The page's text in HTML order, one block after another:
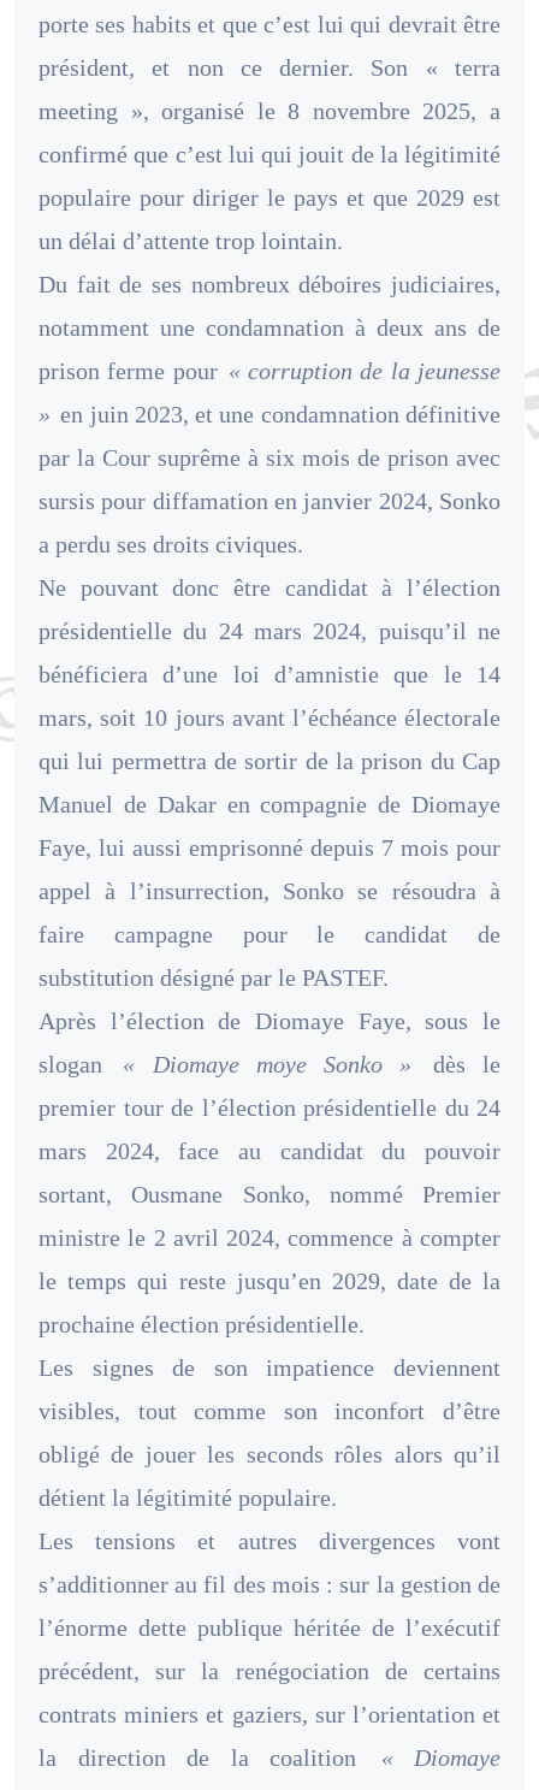
porte ses habits et que c’est lui qui devrait être
président, et non ce dernier. Son « terra
meeting », organisé le 8 novembre 2025, a
confirmé que c’est lui qui jouit de la légitimité
populaire pour diriger le pays et que 2029 est
un délai d’attente trop lointain.
Du fait de ses nombreux déboires judiciaires,
notamment une condamnation à deux ans de
prison ferme pour « corruption de la jeunesse
» en juin 2023, et une condamnation définitive
par la Cour suprême à six mois de prison avec
sursis pour diffamation en janvier 2024, Sonko
a perdu ses droits civiques.
Ne pouvant donc être candidat à l’élection
présidentielle du 24 mars 2024, puisqu’il ne
bénéficiera d’une loi d’amnistie que le 14
mars, soit 10 jours avant l’échéance électorale
qui lui permettra de sortir de la prison du Cap
Manuel de Dakar en compagnie de Diomaye
Faye, lui aussi emprisonné depuis 7 mois pour
appel à l’insurrection, Sonko se résoudra à
faire campagne pour le candidat de
substitution désigné par le PASTEF.
Après l’élection de Diomaye Faye, sous le
slogan
« Diomaye moye Sonko »
dès le
premier tour de l’élection présidentielle du 24
mars 2024, face au candidat du pouvoir
sortant, Ousmane Sonko, nommé Premier
ministre le 2 avril 2024, commence à compter
le temps qui reste jusqu’en 2029, date de la
prochaine élection présidentielle.
Les signes de son impatience deviennent
visibles, tout comme son inconfort d’être
obligé de jouer les seconds rôles alors qu’il
détient la légitimité populaire.
Les tensions et autres divergences vont
s’additionner au fil des mois : sur la gestion de
l’énorme dette publique héritée de l’exécutif
précédent, sur la renégociation de certains
contrats miniers et gaziers, sur l’orientation et
la direction de la coalition
« Diomaye